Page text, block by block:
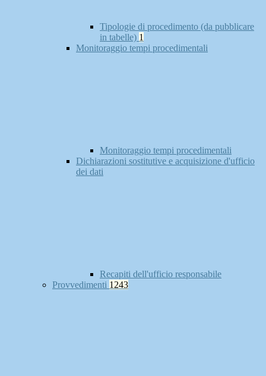
Tipologie di procedimento (da pubblicare
in tabelle) 1
Monitoraggio tempi procedimentali
Monitoraggio tempi procedimentali
Dichiarazioni sostitutive e acquisizione d'ufficio
dei dati
Recapiti dell'ufficio responsabile
Provvedimenti 1243